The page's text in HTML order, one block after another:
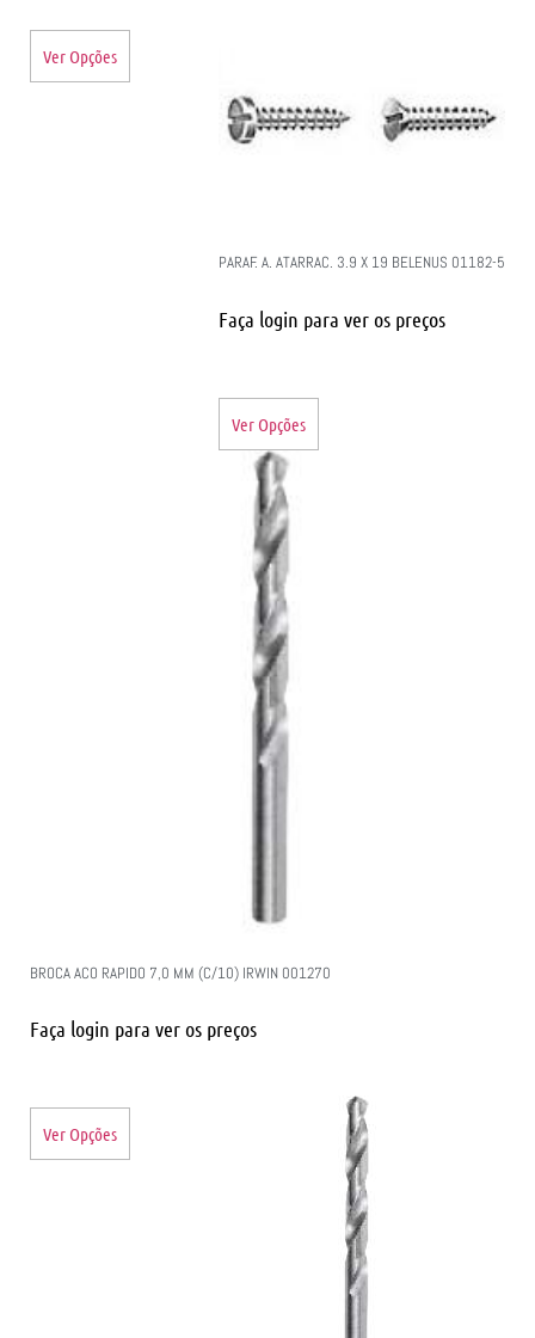
Ver Opções
PARAF. A. ATARRAC. 3.9 X 19 BELENUS 01182-5
Faça login para ver os preços
Ver Opções
BROCA ACO RAPIDO 7,0 MM (C/10) IRWIN 001270
Faça login para ver os preços
Ver Opções